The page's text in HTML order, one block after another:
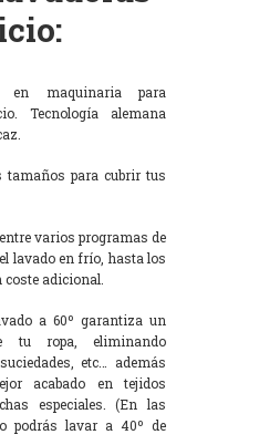
en maquinaria para
Tecnología alemana
tamaños para cubrir tus
varios programas de
lavado en frío, hasta los
coste adicional.
a 60º garantiza un
tu ropa, eliminando
etc… además
acabado en tejidos
especiales. (En las
podrás lavar a 40º de